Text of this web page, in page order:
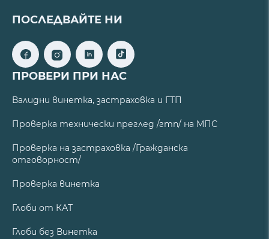
ПОСЛЕДВАЙТЕ НИ
ПРОВЕРИ ПРИ НАС
Валидни винетка, застраховка и ГТП
Проверка технически преглед /гтп/ на МПС
Проверка на застраховка /Гражданска
отговорност/
Проверка винетка
Глоби от КАТ
Глоби без Винетка